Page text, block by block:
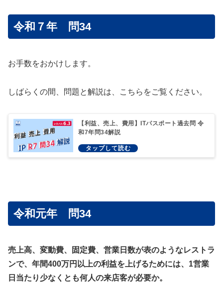
令和７年 問34
お手数をおかけします。
しばらくの間、問題と解説は、こちらをご覧ください。
【利益、売上、費用】ITパスポート過去問 令
和7年問34解説
令和元年 問34
売上高、変動費、固定費、営業日数が表のようなレストラ
ンで、年間400万円以上の利益を上げるためには、1営業
日当たり少なくとも何人の来店客が必要か。